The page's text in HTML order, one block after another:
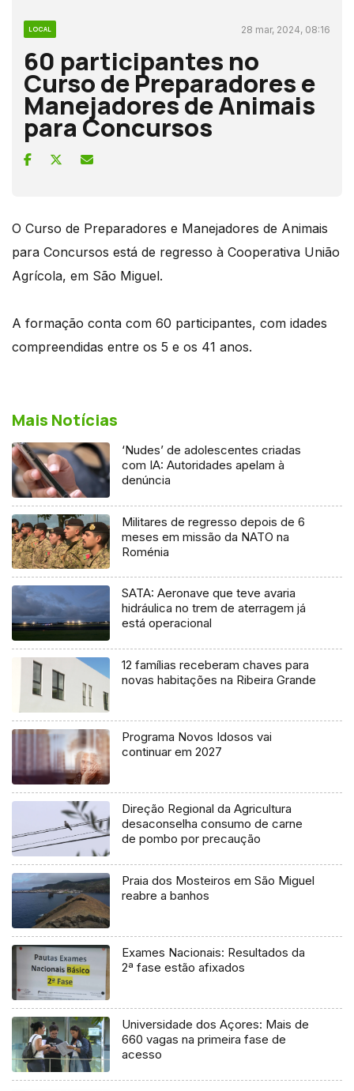
LOCAL 28 mar, 2024, 08:16
60 participantes no
Curso de Preparadores e
Manejadores de Animais
para Concursos
O Curso de Preparadores e Manejadores de Animais
para Concursos está de regresso à Cooperativa União
Agrícola, em São Miguel.
A formação conta com 60 participantes, com idades
compreendidas entre os 5 e os 41 anos.
Mais Notícias
‘Nudes’ de adolescentes criadas
com IA: Autoridades apelam à
denúncia
Militares de regresso depois de 6
meses em missão da NATO na
Roménia
SATA: Aeronave que teve avaria
hidráulica no trem de aterragem já
está operacional
12 famílias receberam chaves para
novas habitações na Ribeira Grande
Programa Novos Idosos vai
continuar em 2027
Direção Regional da Agricultura
desaconselha consumo de carne
de pombo por precaução
Praia dos Mosteiros em São Miguel
reabre a banhos
Exames Nacionais: Resultados da
2ª fase estão afixados
Universidade dos Açores: Mais de
660 vagas na primeira fase de
acesso